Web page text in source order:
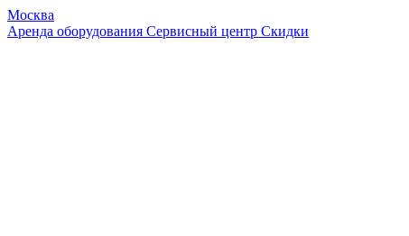
Москва
Аренда оборудования Сервисный центр Скидки